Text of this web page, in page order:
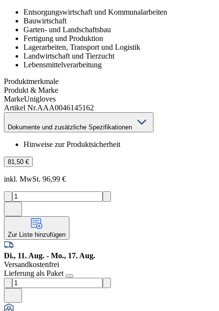
Entsorgungswirtschaft und Kommunalarbeiten
Bauwirtschaft
Garten- und Landschaftsbau
Fertigung und Produktion
Lagerarbeiten, Transport und Logistik
Landwirtschaft und Tierzucht
Lebensmittelverarbeitung
Produktmerkmale
Produkt & Marke
MarkeUnigloves
Artikel Nr.AAA0046145162
Dokumente und zusätzliche Spezifikationen
Hinweise zur Produktsicherheit
81,50 €
inkl. MwSt. 96,99 €
Zur Liste hinzufügen
Di., 11. Aug. - Mo., 17. Aug.
Versandkostenfrei
Lieferung als Paket